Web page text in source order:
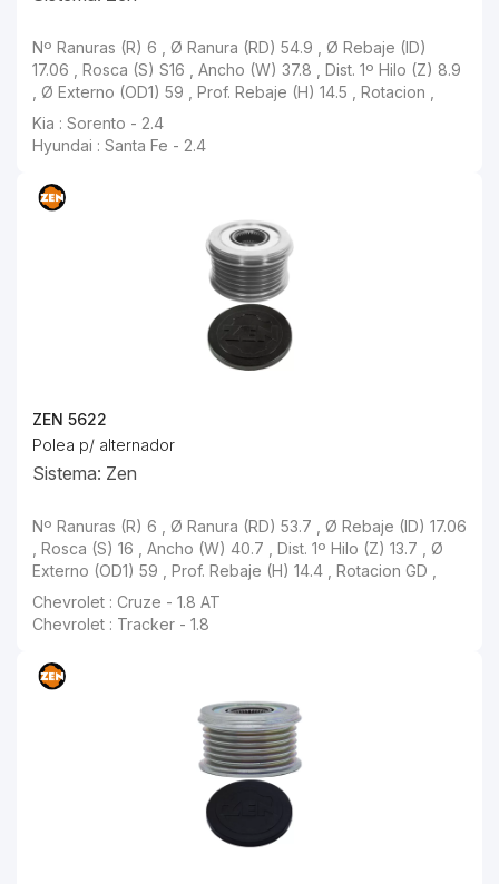
Nº Ranuras (R) 6 , Ø Ranura (RD) 54.9 , Ø Rebaje (ID) 17.06 , Rosca (S) S16 , Ancho (W) 37.8 , Dist. 1º Hilo (Z) 8.9 , Ø Externo (OD1) 59 , Prof. Rebaje (H) 14.5 , Rotacion ,
Kia : Sorento - 2.4
Hyundai : Santa Fe - 2.4
ZEN 5622
Polea p/ alternador
Sistema: Zen
Nº Ranuras (R) 6 , Ø Ranura (RD) 53.7 , Ø Rebaje (ID) 17.06 , Rosca (S) 16 , Ancho (W) 40.7 , Dist. 1º Hilo (Z) 13.7 , Ø Externo (OD1) 59 , Prof. Rebaje (H) 14.4 , Rotacion GD ,
Chevrolet : Cruze - 1.8 AT
Chevrolet : Tracker - 1.8